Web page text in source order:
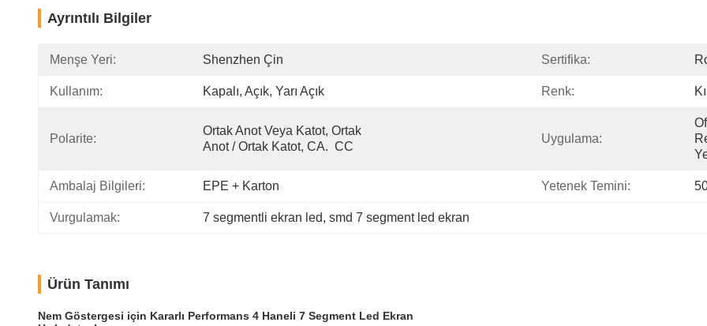
Ayrıntılı Bilgiler
Menşe Yeri: Shenzhen Çin Sertifika:
Kullanım: Kapalı, Açık, Yarı Açık Renk:
Polarite:
Ortak Anot Veya Katot, Ortak
Anot / Ortak Katot, CA.  CC
Uygulama:
Ambalaj Bilgileri: EPE + Karton Yetenek Temini:
Vurgulamak: 7 segmentli ekran led, smd 7 segment led ekran
Ürün Tanımı
Nem Göstergesi için Kararlı Performans 4 Haneli 7 Segment Led Ekran